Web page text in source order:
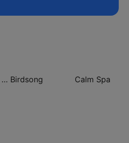
Calm Spa
Calm Birdsong